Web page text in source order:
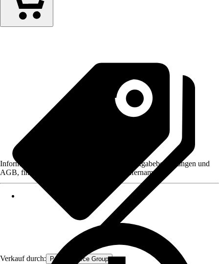
Verkauf durch: Procommerce Group
Informationen des Verkäufers, wie z. B. Rückgabebedingungen und
AGB, finden Sie bei Klick auf den Verkäufernamen.